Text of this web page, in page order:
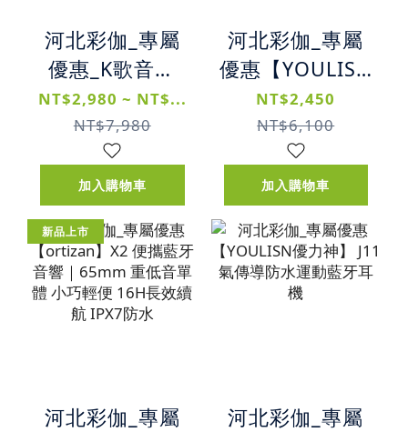
河北彩伽_專屬
優惠_K歌音響
【YOULISN優力
神】便攜K歌藍
牙音響 S12 單/
雙麥克風組
NT$2,980 ~ NT$...
NT$7,980
加入購物車
河北彩伽_專屬
優惠【YOULISN
優力神】泰坦 守
護者舒緩高頻槍
｜肩頸舒緩 輕量
設計 大容量電池
深層震動 肌肉舒
緩
NT$2,450
NT$6,100
加入購物車
新品上市
河北彩伽_專屬
河北彩伽_專屬